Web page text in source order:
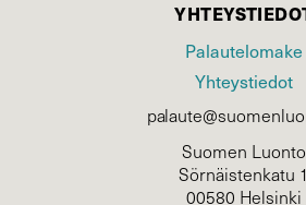
Palautelomake
Yhteystiedot
Suomen Luonto
Sörnäistenkatu 1
00580 Helsinki